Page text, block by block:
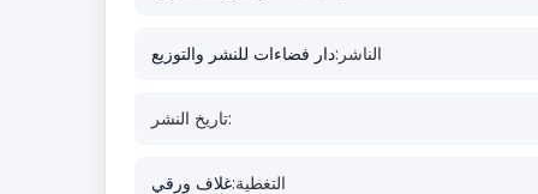
الناشر:دار فضاءات للنشر والتوزيع
تاريخ النشر:
التغطية:غلاف ورقي